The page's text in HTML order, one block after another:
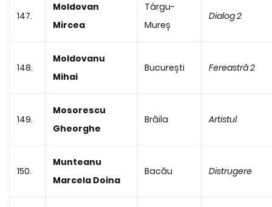
147.
Moldovan
Mircea
Târgu-
Mureș
Dialog 2
148.
Moldovanu
Mihai
București Fereastră 2
149.
Mosorescu
Gheorghe
Brăila Artistul
150.
Munteanu
Marcela Doina
Bacău Distrugere